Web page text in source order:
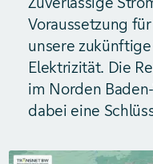
Voraussetzung
unsere
Elektrizität. Die
im Norden
dabei eine